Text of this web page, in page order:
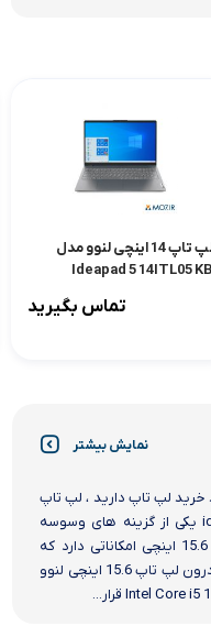
لپ تاپ 14 اینچی لنوو مدل
Ideapad 5 14ITL05 KB
تماس بگیرید
نمایش بیشتر
لپ تاپ دارید ، لپ تاپ
15.6 اینچی لنوو مدل ideapad 3 15ITL6 یکی از گزینه های وسوسه
کننده پیش روی شماست . این لپ تاپ 15.6 اینچی امکاناتی دارد که
دست شما را حین طراحی باز می گذارد . در درون لپ تاپ 15.6 اینچی لنوو